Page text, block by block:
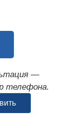
—
телефона.